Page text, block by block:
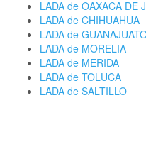
LADA de OAXACA DE
LADA de CHIHUAHUA
LADA de
LADA de MORELIA
LADA de MERIDA
LADA de TOLUCA
LADA de SALTILLO